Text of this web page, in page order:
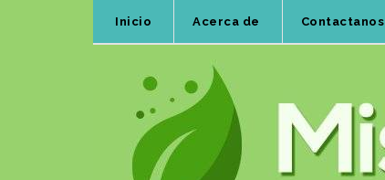
Inicio Acerca de Contactanos